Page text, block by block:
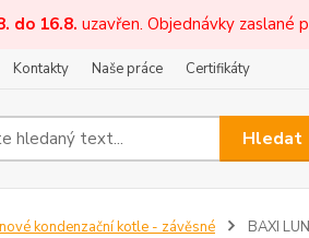
do 16.8. uzavřen. Objednávky
Kontakty Naše práce Certifikáty
Hledat
kondenzační kotle - závěsné BAXI